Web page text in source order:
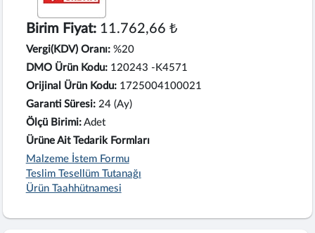
Birim Fiyat:11.762,66 ₺
Vergi(KDV) Oranı: %20
DMO Ürün Kodu: 120243 -K4571
Orijinal Ürün Kodu: 1725004100021
Garanti Süresi: 24 (Ay)
Ölçü Birimi: Adet
Ürüne Ait Tedarik Formları
Malzeme İstem Formu
Teslim Tesellüm Tutanağı
Ürün Taahhütnamesi